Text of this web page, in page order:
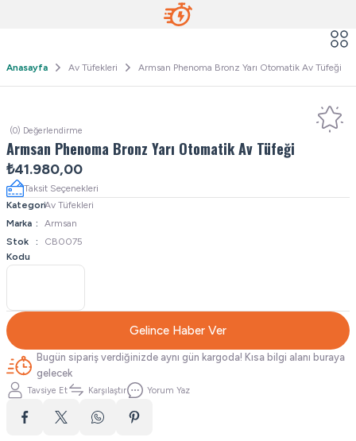
Anasayfa Av Tüfekleri Armsan Phenoma Bronz Yarı Otomatik Av Tüfeği
(0) Değerlendirme
Armsan Phenoma Bronz Yarı Otomatik Av Tüfeği
₺41.980,00
Taksit Seçenekleri
KategoriAv Tüfekleri
Marka
Armsan
Stok
Kodu
CB0075
Gelince Haber Ver
Bugün sipariş verdiğinizde aynı gün kargoda! Kısa bilgi alanı buraya
gelecek
Tavsiye Et Karşılaştır Yorum Yaz